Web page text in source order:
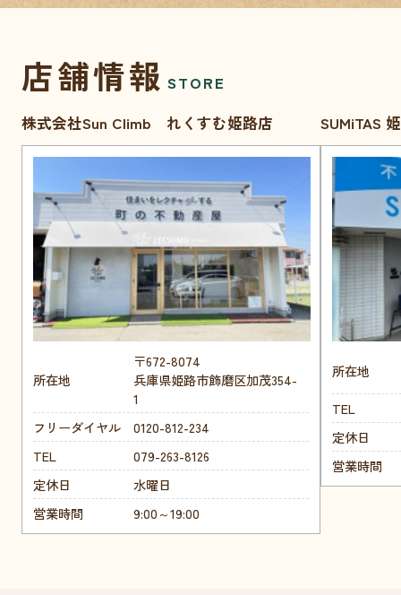
店舗情報 STORE
株式会社Sun Climb れくすむ姫路店
所在地
〒672-8074
兵庫県姫路市飾磨区加茂354-
1
フリーダイヤル
0120-812-234
TEL
079-263-8126
定休日
水曜日
営業時間
9:00～19:00
SUMiTAS
所在地
TEL
定休日
営業時間